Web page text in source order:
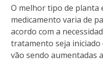
O melhor tipo de planta
medicamento varia de
acordo com a
tratamento seja iniciado
vão sendo aumentadas